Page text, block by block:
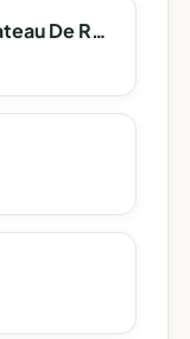
Association Culturelle Du Chateau De Ranton